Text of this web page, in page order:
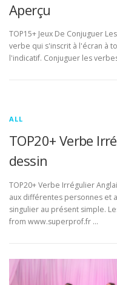
Aperçu
TOP15+ Jeux De Conjuguer
verbe qui s'inscrit à l'écran à
l'indicatif. Conjuguer les
ALL
TOP20+ Verbe
dessin
TOP20+ Verbe Irrégulier
aux différentes personnes et
singulier au présent simple.
from www.superprof.fr …